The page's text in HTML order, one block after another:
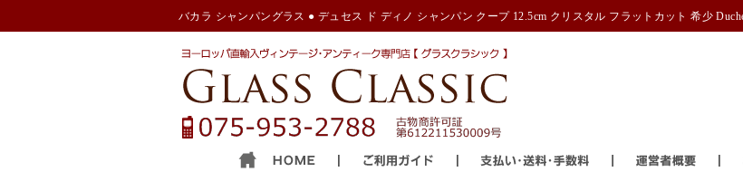
バカラ シャンパングラス ● デュセス ド ディノ シャンパン クープ 12.5cm クリスタル フラットカット 希少